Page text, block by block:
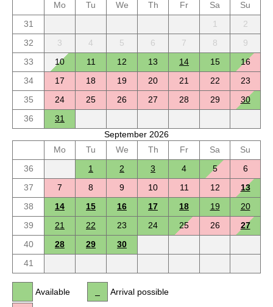
Mo
Tu We Th Fr Sa
Su
31
1
2
32
3 4 5 6 7 8
9
33
10 11 12 13 14 15
16
34
17 18 19 20 21 22
23
35
24 25 26 27 28 29
30
36
31
September 2026
Mo
Tu We Th Fr Sa
Su
36
1 2 3 4 5
6
37
7 8 9 10 11 12
13
38
14 15 16 17 18 19
20
39
21 22 23 24 25 26
27
40
28 29
30
41
Available Arrival possible